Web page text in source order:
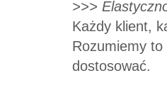
>>>
Każdy klient,
Rozumiemy
dostosować.